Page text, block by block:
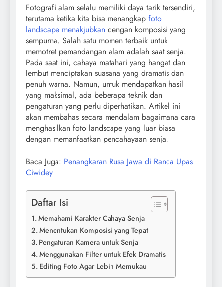
Fotografi alam selalu memiliki daya tarik tersendiri,
terutama ketika kita bisa menangkap foto
landscape menakjubkan dengan komposisi yang
sempurna. Salah satu momen terbaik untuk
memotret pemandangan alam adalah saat senja.
Pada saat ini, cahaya matahari yang hangat dan
lembut menciptakan suasana yang dramatis dan
penuh warna. Namun, untuk mendapatkan hasil
yang maksimal, ada beberapa teknik dan
pengaturan yang perlu diperhatikan. Artikel ini
akan membahas secara mendalam bagaimana cara
menghasilkan foto landscape yang luar biasa
dengan memanfaatkan pencahayaan senja.
Baca Juga: Penangkaran Rusa Jawa di Ranca Upas
Ciwidey
Daftar Isi
Memahami Karakter Cahaya Senja
Menentukan Komposisi yang Tepat
Pengaturan Kamera untuk Senja
Menggunakan Filter untuk Efek Dramatis
Editing Foto Agar Lebih Memukau